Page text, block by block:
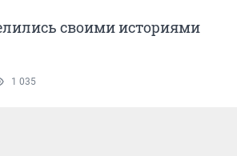
своими историями
1 035